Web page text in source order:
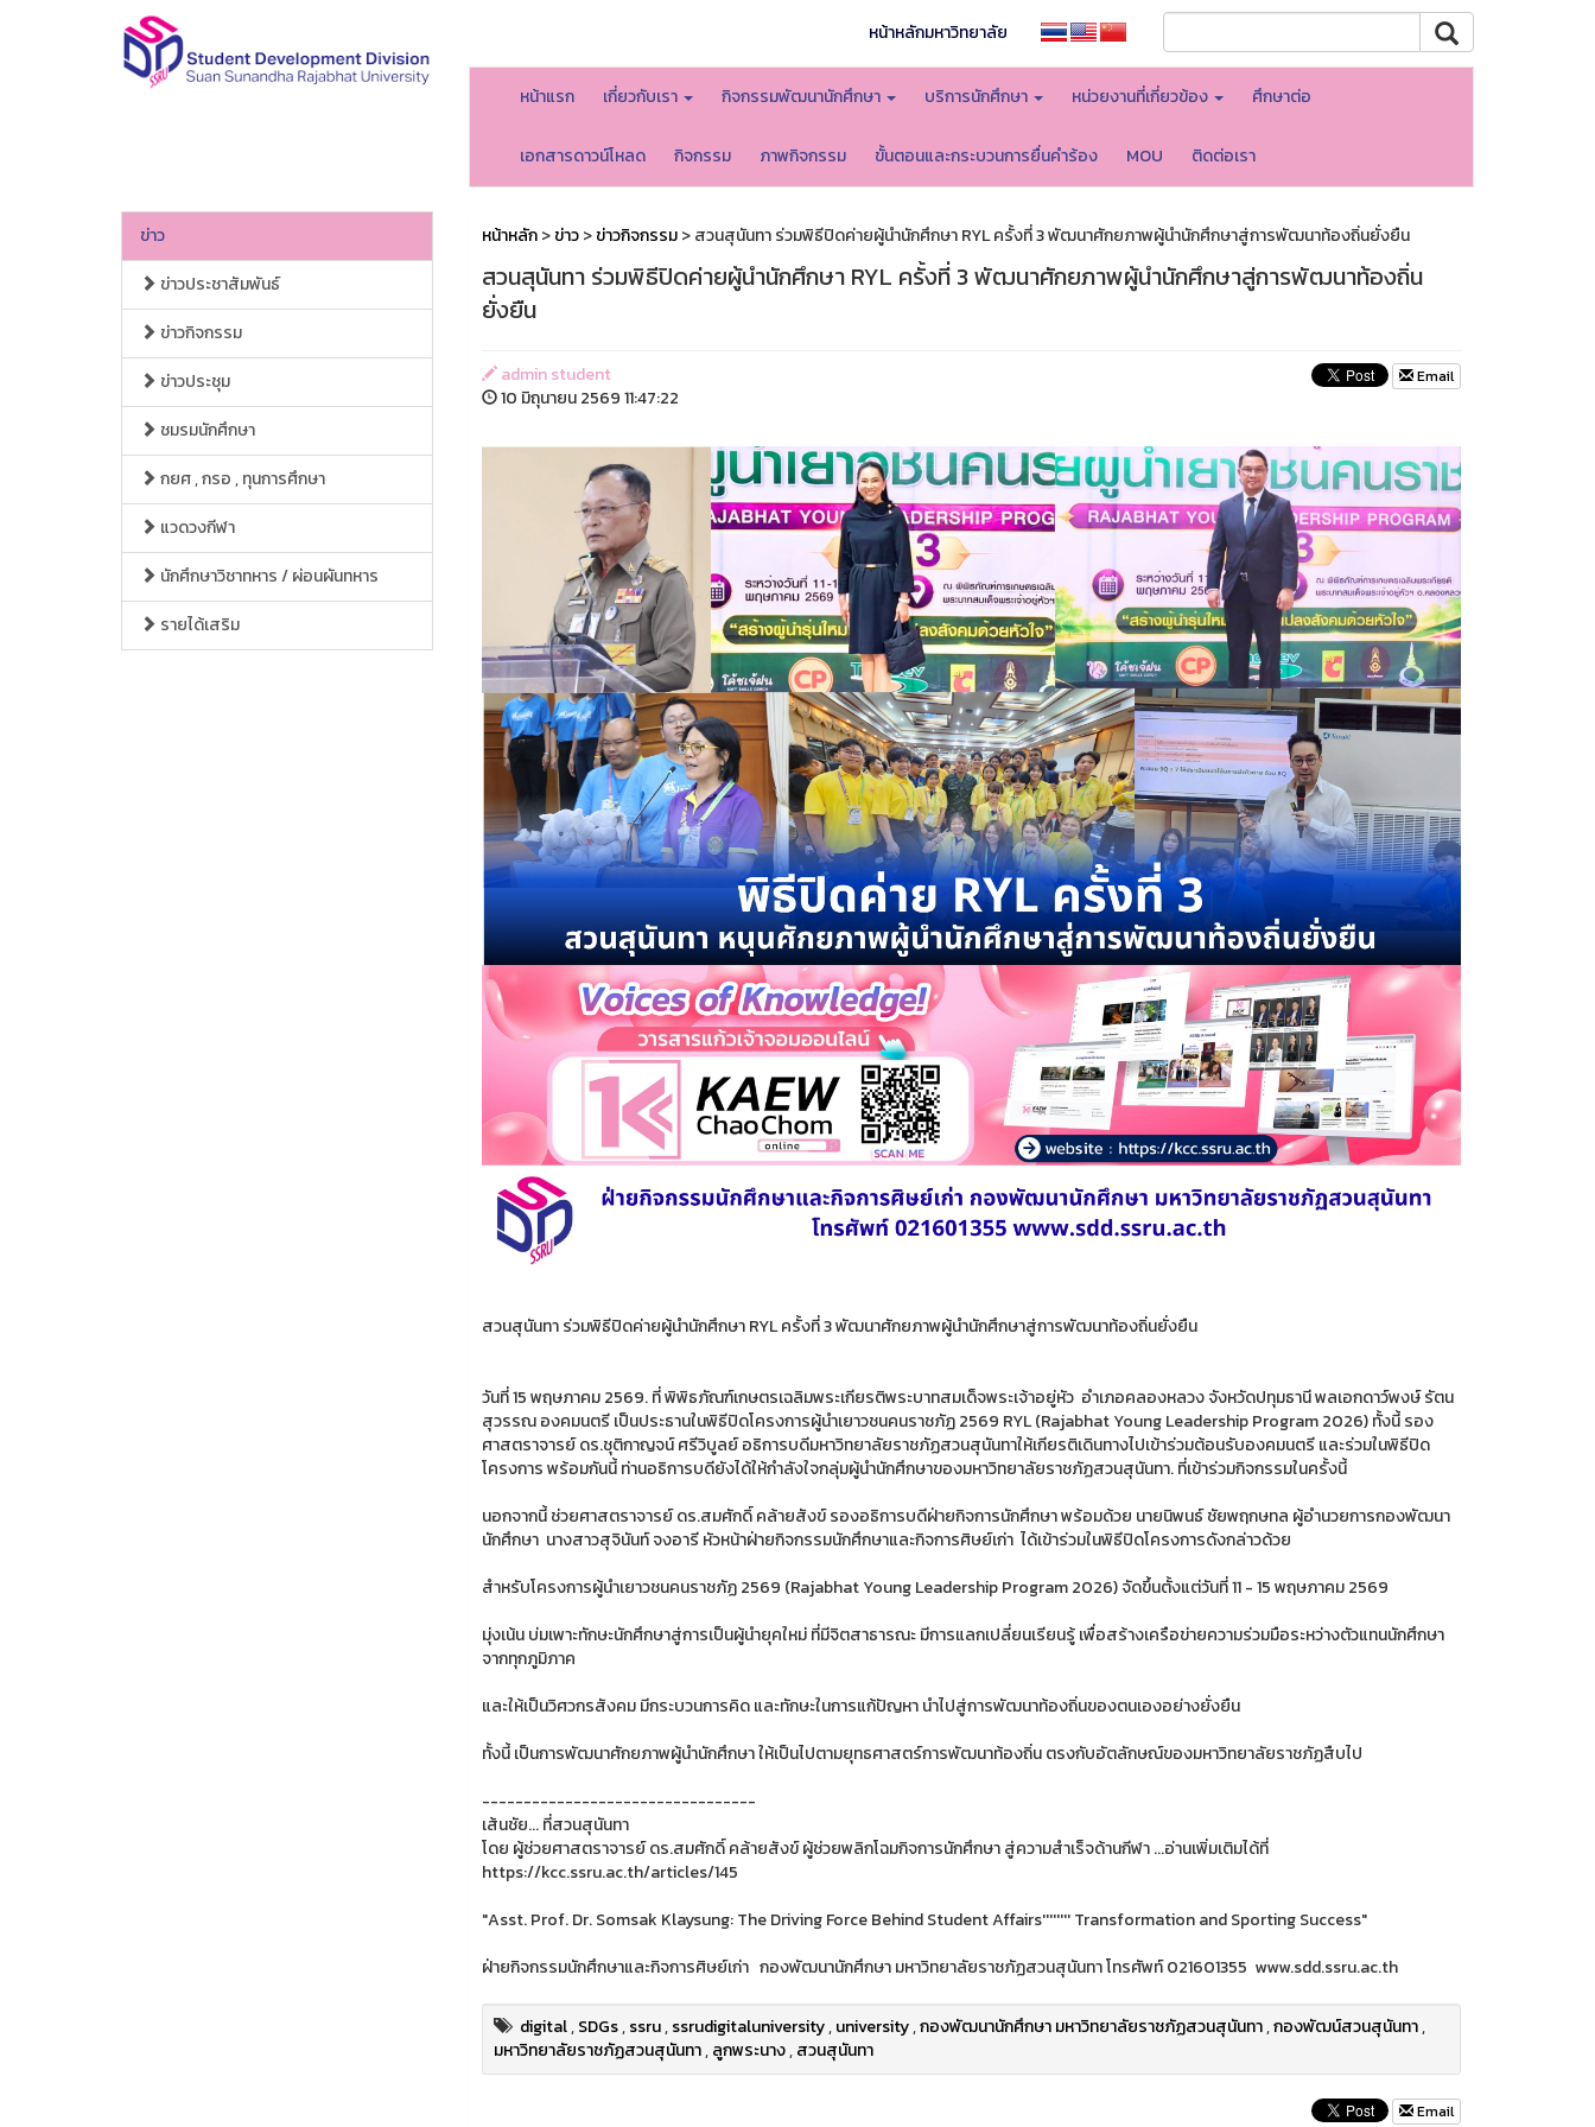
หน้าหลักมหาวิทยาลัย
หน้าแรก เกี่ยวกับเรา กิจกรรมพัฒนานักศึกษา บริการนักศึกษา หน่วยงานที่เกี่ยวข้อง ศึกษาต่อ
เอกสารดาวน์โหลด กิจกรรม ภาพกิจกรรม ขั้นตอนและกระบวนการยื่นคำร้อง MOU ติดต่อเรา
ข่าว
ข่าวประชาสัมพันธ์
ข่าวกิจกรรม
ข่าวประชุม
ชมรมนักศึกษา
กยศ , กรอ , ทุนการศึกษา
แวดวงกีฬา
นักศึกษาวิชาทหาร / ผ่อนผันทหาร
รายได้เสริม
หน้าหลัก>ข่าว>ข่าวกิจกรรม> สวนสุนันทา ร่วมพิธีปิดค่ายผู้นำนักศึกษา RYL ครั้งที่ 3 พัฒนาศักยภาพผู้นำนักศึกษาสู่การพัฒนาท้องถิ่นยั่งยืน
สวนสุนันทา ร่วมพิธีปิดค่ายผู้นำนักศึกษา RYL ครั้งที่ 3 พัฒนาศักยภาพผู้นำนักศึกษาสู่การพัฒนาท้องถิ่น
ยั่งยืน
admin student
10 มิถุนายน 2569 11:47:22
Email
สวนสุนันทา ร่วมพิธีปิดค่ายผู้นำนักศึกษา RYL ครั้งที่ 3 พัฒนาศักยภาพผู้นำนักศึกษาสู่การพัฒนาท้องถิ่นยั่งยืน
วันที่ 15 พฤษภาคม 2569. ที่ พิพิธภัณฑ์เกษตรเฉลิมพระเกียรติพระบาทสมเด็จพระเจ้าอยู่หัว อำเภอคลองหลวง จังหวัดปทุมธานี พลเอกดาว์พงษ์ รัตน
สุวรรณ องคมนตรี เป็นประธานในพิธีปิดโครงการผู้นำเยาวชนคนราชภัฏ 2569 RYL (Rajabhat Young Leadership Program 2026) ทั้งนี้ รอง
ศาสตราจารย์ ดร.ชุติกาญจน์ ศรีวิบูลย์ อธิการบดีมหาวิทยาลัยราชภัฏสวนสุนันทาให้เกียรติเดินทางไปเข้าร่วมต้อนรับองคมนตรี และร่วมในพิธีปิด
โครงการ พร้อมกันนี้ ท่านอธิการบดียังได้ให้กำลังใจกลุ่มผู้นำนักศึกษาของมหาวิทยาลัยราชภัฏสวนสุนันทา. ที่เข้าร่วมกิจกรรมในครั้งนี้
นอกจากนี้ ช่วยศาสตราจารย์ ดร.สมศักดิ์ คล้ายสังข์ รองอธิการบดีฝ่ายกิจการนักศึกษา พร้อมด้วย นายนิพนธ์ ชัยพฤกษทล ผู้อำนวยการกองพัฒนา
นักศึกษา นางสาวสุจินันท์ จงอารี หัวหน้าฝ่ายกิจกรรมนักศึกษาและกิจการศิษย์เก่า ได้เข้าร่วมในพิธีปิดโครงการดังกล่าวด้วย
สำหรับโครงการผู้นำเยาวชนคนราชภัฏ 2569 (Rajabhat Young Leadership Program 2026) จัดขึ้นตั้งแต่วันที่ 11 - 15 พฤษภาคม 2569
มุ่งเน้น บ่มเพาะทักษะนักศึกษาสู่การเป็นผู้นำยุคใหม่ ที่มีจิตสาธารณะ มีการแลกเปลี่ยนเรียนรู้ เพื่อสร้างเครือข่ายความร่วมมือระหว่างตัวแทนนักศึกษา
จากทุกภูมิภาค
และให้เป็นวิศวกรสังคม มีกระบวนการคิด และทักษะในการแก้ปัญหา นำไปสู่การพัฒนาท้องถิ่นของตนเองอย่างยั่งยืน
ทั้งนี้ เป็นการพัฒนาศักยภาพผู้นำนักศึกษา ให้เป็นไปตามยุทธศาสตร์การพัฒนาท้องถิ่น ตรงกับอัตลักษณ์ของมหาวิทยาลัยราชภัฏสืบไป
---------------------------------
เส้นชัย... ที่สวนสุนันทา
โดย ผู้ช่วยศาสตราจารย์ ดร.สมศักดิ์ คล้ายสังข์ ผู้ช่วยพลิกโฉมกิจการนักศึกษา สู่ความสำเร็จด้านกีฬา ...อ่านเพิ่มเติมได้ที่
https://kcc.ssru.ac.th/articles/145
"Asst. Prof. Dr. Somsak Klaysung: The Driving Force Behind Student Affairs'''''''' Transformation and Sporting Success"
ฝ่ายกิจกรรมนักศึกษาและกิจการศิษย์เก่า กองพัฒนานักศึกษา มหาวิทยาลัยราชภัฏสวนสุนันทา โทรศัพท์ 021601355 www.sdd.ssru.ac.th
digital,SDGs,ssru,ssrudigitaluniversity,university,กองพัฒนานักศึกษา มหาวิทยาลัยราชภัฏสวนสุนันทา,กองพัฒน์สวนสุนันทา,
มหาวิทยาลัยราชภัฏสวนสุนันทา,ลูกพระนาง,สวนสุนันทา
Email